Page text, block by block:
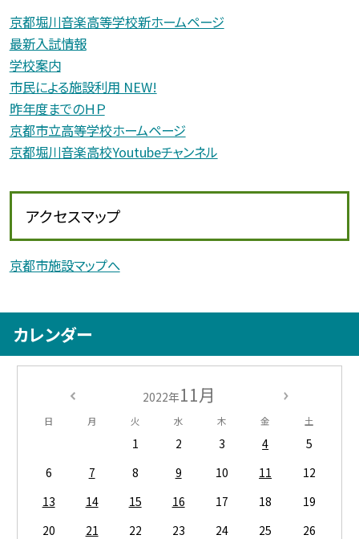
京都堀川音楽高等学校新ホームページ
最新入試情報
学校案内
市民による施設利用 NEW!
昨年度までのＨＰ
京都市立高等学校ホームページ
京都堀川音楽高校Youtubeチャンネル
アクセスマップ
京都市施設マップへ
カレンダー
2022年11月
日 月 火 水 木 金 土
1 2 3 4
5
6
7 8 9 10 11
12
13
14 15 16 17 18
19
20
21 22 23 24 25
26